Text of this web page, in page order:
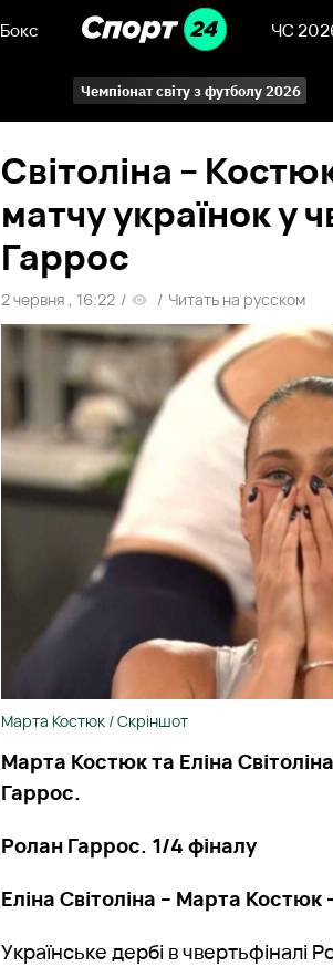
Бокс ЧС
Чемпіонат світу з футболу 2026
Світоліна –
матчу українок у
Гаррос
2 червня , 16:22 / / Читать на русском
Марта Костюк / Скріншот
Марта Костюк та Еліна
Гаррос.
Ролан Гаррос. 1/4 фіналу
Еліна Світоліна – Марта
Українське дербі в чвертьфіналі